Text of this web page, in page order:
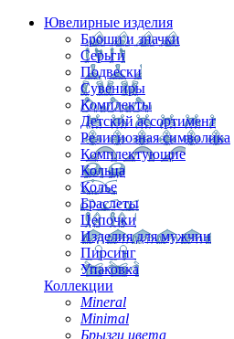
Ювелирные изделия
Броши и значки
Серьги
Подвески
Сувениры
Комплекты
Детский ассортимент
Религиозная символика
Комплектующие
Кольца
Колье
Браслеты
Цепочки
Изделия для мужчин
Пирсинг
Упаковка
Коллекции
Mineral
Minimal
Брызги цвета